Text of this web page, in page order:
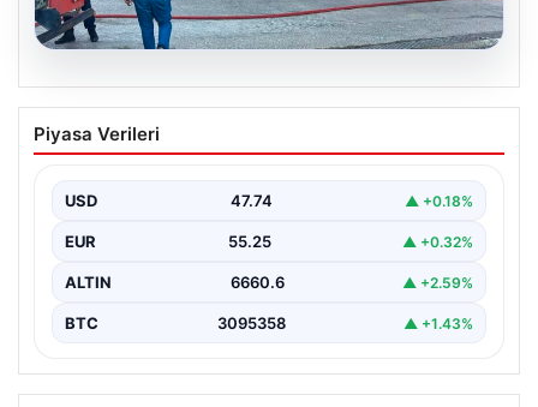
06.08.2026
Dumanlar ilçeyi kapladı: Bursa’da
tamirhanede yangın
Piyasa Verileri
USD 47.74 ▲ +0.18%
EUR 55.25 ▲ +0.32%
ALTIN 6660.6 ▲ +2.59%
BTC 3095358 ▲ +1.43%